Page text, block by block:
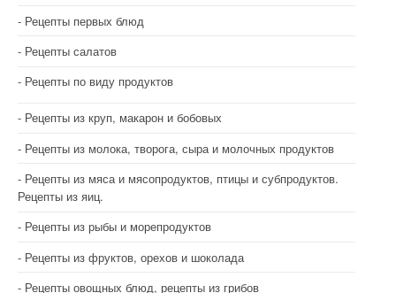
Рецепты первых блюд
Рецепты салатов
Рецепты по виду продуктов
Рецепты из круп, макарон и бобовых
Рецепты из молока, творога, сыра и молочных продуктов
Рецепты из мяса и мясопродуктов, птицы и субпродуктов.
Рецепты из яиц.
Рецепты из рыбы и морепродуктов
Рецепты из фруктов, орехов и шоколада
Рецепты овощных блюд, рецепты из грибов